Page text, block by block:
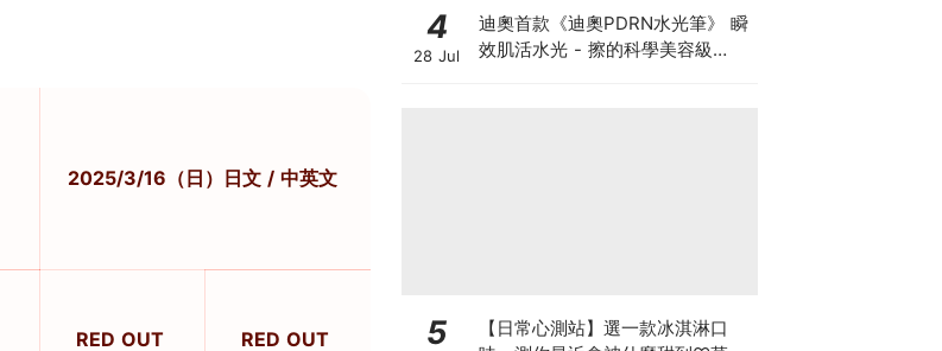
2025/3/16（日）日文 / 中英文
RED OUT RED OUT
4
28 Jul
迪奧首款《迪奧PDRN水光筆》 瞬
效肌活水光 - 擦的科學美容級
5
【日常心測站】選一款冰淇淋口